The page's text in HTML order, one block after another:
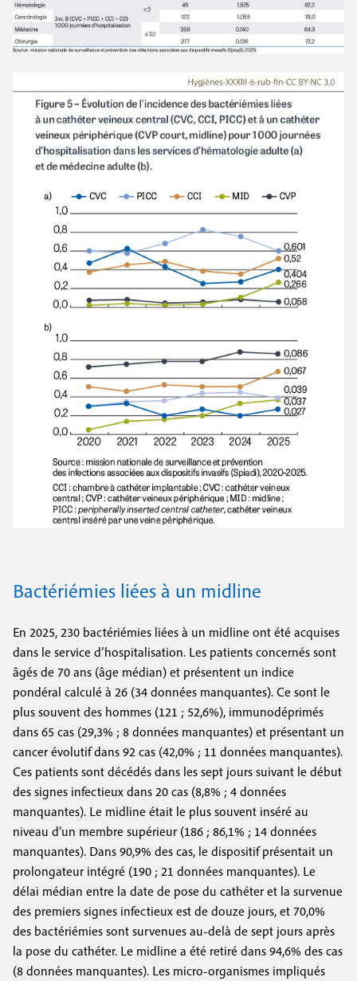
Bactériémies liées à un midline
En 2025, 230 bactériémies liées à un midline ont été acquises
dans le service d’hospitalisation. Les patients concernés sont
âgés de 70 ans (âge médian) et présentent un indice
pondéral calculé à 26 (34 données manquantes). Ce sont le
plus souvent des hommes (121 ; 52,6%), immunodéprimés
dans 65 cas (29,3% ; 8 données manquantes) et présentant un
cancer évolutif dans 92 cas (42,0% ; 11 données manquantes).
Ces patients sont décédés dans les sept jours suivant le début
des signes infectieux dans 20 cas (8,8% ; 4 données
manquantes). Le midline était le plus souvent inséré au
niveau d’un membre supérieur (186 ; 86,1% ; 14 données
manquantes). Dans 90,9% des cas, le dispositif présentait un
prolongateur intégré (190 ; 21 données manquantes). Le
délai médian entre la date de pose du cathéter et la survenue
des premiers signes infectieux est de douze jours, et 70,0%
des bactériémies sont survenues au-delà de sept jours après
la pose du cathéter. Le midline a été retiré dans 94,6% des cas
(8 données manquantes). Les micro-organismes impliqués